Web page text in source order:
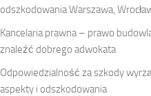
odszkodowania Warszawa,
Kancelaria prawna – prawo
znaleźć dobrego adwokata
Odpowiedzialność za szkody
aspekty i odszkodowania